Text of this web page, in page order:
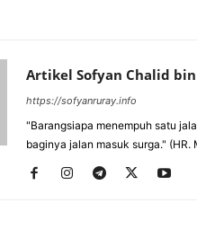
Artikel Sofyan Chalid
https://sofyanruray.info
"Barangsiapa menempuh satu
baginya jalan masuk surga." (HR.